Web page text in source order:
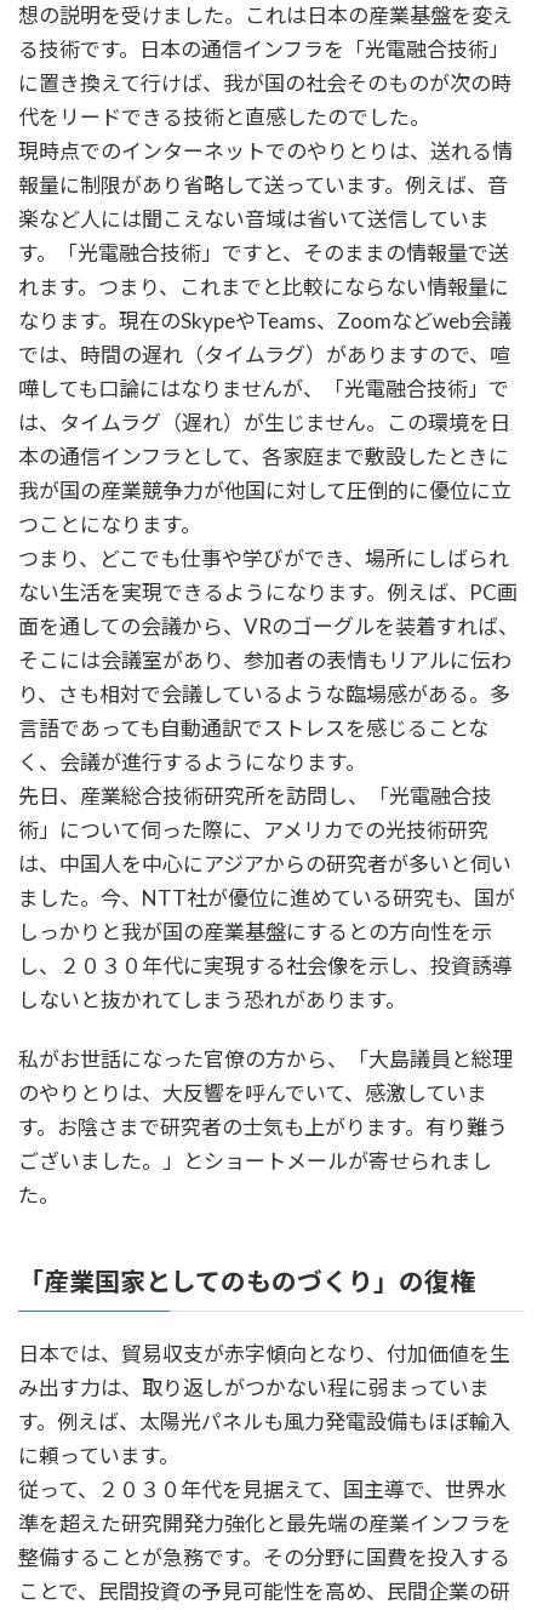
想の説明を受けました。これは日本の産業基盤を変え
る技術です。日本の通信インフラを「光電融合技術」
に置き換えて行けば、我が国の社会そのものが次の時
代をリードできる技術と直感したのでした。
現時点でのインターネットでのやりとりは、送れる情
報量に制限があり省略して送っています。例えば、音
楽など人には聞こえない音域は省いて送信していま
す。「光電融合技術」ですと、そのままの情報量で送
れます。つまり、これまでと比較にならない情報量に
なります。現在のSkypeやTeams、Zoomなどweb会議
では、時間の遅れ（タイムラグ）がありますので、喧
嘩しても口論にはなりませんが、「光電融合技術」で
は、タイムラグ（遅れ）が生じません。この環境を日
本の通信インフラとして、各家庭まで敷設したときに
我が国の産業競争力が他国に対して圧倒的に優位に立
つことになります。
つまり、どこでも仕事や学びができ、場所にしばられ
ない生活を実現できるようになります。例えば、PC画
面を通しての会議から、VRのゴーグルを装着すれば、
そこには会議室があり、参加者の表情もリアルに伝わ
り、さも相対で会議しているような臨場感がある。多
言語であっても自動通訳でストレスを感じることな
く、会議が進行するようになります。
先日、産業総合技術研究所を訪問し、「光電融合技
術」について伺った際に、アメリカでの光技術研究
は、中国人を中心にアジアからの研究者が多いと伺い
ました。今、NTT社が優位に進めている研究も、国が
しっかりと我が国の産業基盤にするとの方向性を示
し、２０３０年代に実現する社会像を示し、投資誘導
しないと抜かれてしまう恐れがあります。
私がお世話になった官僚の方から、「大島議員と総理
のやりとりは、大反響を呼んでいて、感激していま
す。お陰さまで研究者の士気も上がります。有り難う
ございました。」とショートメールが寄せられまし
た。
「産業国家としてのものづくり」の復権
日本では、貿易収支が赤字傾向となり、付加価値を生
み出す力は、取り返しがつかない程に弱まっていま
す。例えば、太陽光パネルも風力発電設備もほぼ輸入
に頼っています。
従って、２０３０年代を見据えて、国主導で、世界水
準を超えた研究開発力強化と最先端の産業インフラを
整備することが急務です。その分野に国費を投入する
ことで、民間投資の予見可能性を高め、民間企業の研